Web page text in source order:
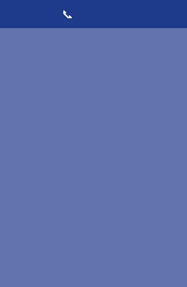
📞